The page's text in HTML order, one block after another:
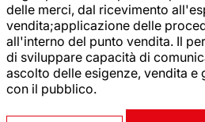
delle merci, dal ricevimento
vendita;applicazione delle
all'interno del punto vendita. Il
di sviluppare capacità di
ascolto delle esigenze, vendita e
con il pubblico.